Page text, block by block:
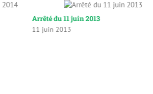
Arrêté du 11 juin 2013
11 juin 2013